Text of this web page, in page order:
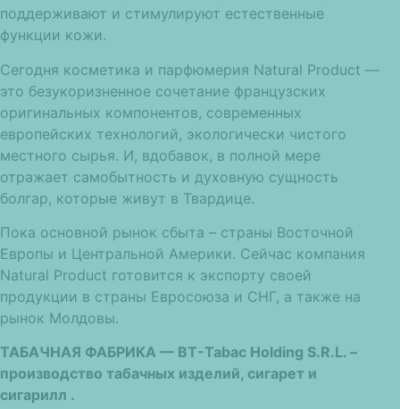
поддерживают и стимулируют естественные
функции кожи.
Сегодня косметика и парфюмерия Natural Product —
это безукоризненное сочетание французских
оригинальных компонентов, современных
европейских технологий, экологически чистого
местного сырья. И, вдобавок, в полной мере
отражает самобытность и духовную сущность
болгар, которые живут в Твардице.
Пока основной рынок сбыта – страны Восточной
Европы и Центральной Америки. Сейчас компания
Natural Product готовится к экспорту своей
продукции в страны Евросоюза и СНГ, а также на
рынок Молдовы.
ТАБАЧНАЯ ФАБРИКА — BT-Tabac Holding S.R.L. –
производство табачных изделий, сигарет и
сигарилл .